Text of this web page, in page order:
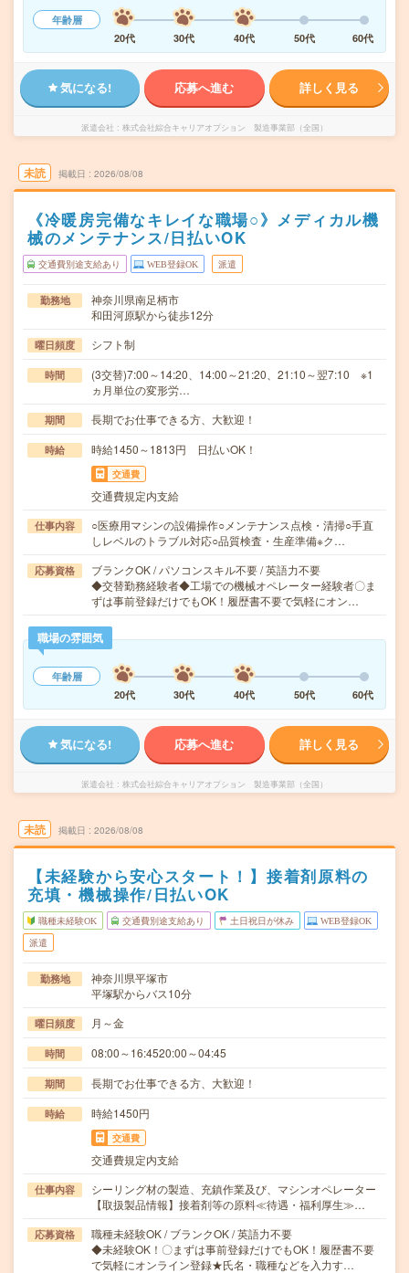
年齢層
20代
30代 40代 50代 60代
気になる! 応募へ進む 詳しく見る
派遣会社 株式会社綜合キャリアオプション 製造事業部（全国）
未読 掲載日 2026/08/08
《冷暖房完備なキレイな職場○》メディカル機
械のメンテナンス/日払いOK
交通費別途支給あり WEB登録OK 派遣
勤務地
神奈川県南足柄市
和田河原駅から徒歩12分
曜日頻度 シフト制
時間
(3交替)7:00～14:20、14:00～21:20、21:10～翌7:10 ※1
ヵ月単位の変形労…
期間 長期でお仕事できる方、大歓迎！
時給 時給1450～1813円 日払いOK！
交通費
交通費規定内支給
仕事内容
○医療用マシンの設備操作○メンテナンス点検・清掃○手直
しレベルのトラブル対応○品質検査・生産準備※ク…
応募資格
ブランクOK / パソコンスキル不要 / 英語力不要
◆交替勤務経験者◆工場での機械オペレーター経験者〇ま
ずは事前登録だけでもOK！履歴書不要で気軽にオン…
職場の雰囲気
年齢層
20代
30代 40代 50代 60代
気になる! 応募へ進む 詳しく見る
派遣会社 株式会社綜合キャリアオプション 製造事業部（全国）
未読 掲載日 2026/08/08
【未経験から安心スタート！】接着剤原料の
充填・機械操作/日払いOK
職種未経験OK 交通費別途支給あり 土日祝日が休み WEB登録OK
派遣
勤務地
神奈川県平塚市
平塚駅からバス10分
曜日頻度 月～金
時間 08:00～16:4520:00～04:45
期間 長期でお仕事できる方、大歓迎！
時給 時給1450円
交通費
交通費規定内支給
仕事内容
シーリング材の製造、充鎮作業及び、マシンオペレーター
【取扱製品情報】接着剤等の原料≪待遇・福利厚生≫…
応募資格
職種未経験OK / ブランクOK / 英語力不要
◆未経験OK！〇まずは事前登録だけでもOK！履歴書不要
で気軽にオンライン登録★氏名・職種などを入力す…